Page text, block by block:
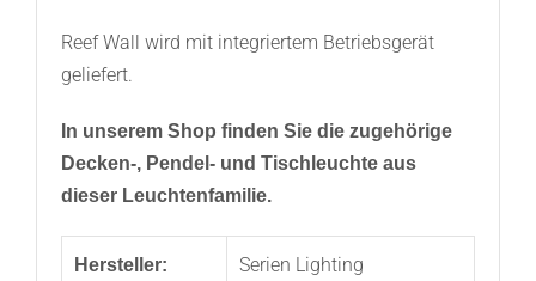
Reef Wall wird mit integriertem Betriebsgerät
geliefert.
In unserem Shop finden Sie die zugehörige
Decken-, Pendel- und Tischleuchte aus
dieser Leuchtenfamilie.
Hersteller: Serien Lighting